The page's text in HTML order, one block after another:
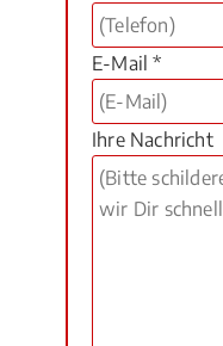
E-Mail *
Ihre Nachricht